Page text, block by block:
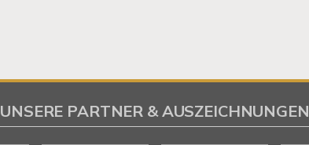
UNSERE PARTNER & AUSZEICHNUNGEN